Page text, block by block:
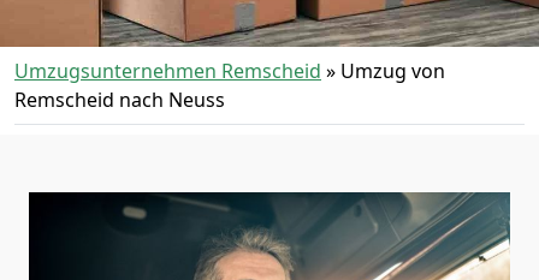
Umzugsunternehmen Remscheid » Umzug von
Remscheid nach Neuss